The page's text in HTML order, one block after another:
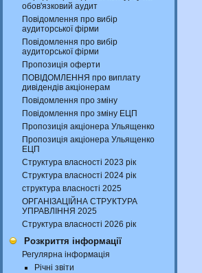
обов'язковий аудит
Повідомлення про вибір
аудиторської фірми
Повідомлення про вибір
аудиторської фірми
Пропозиція оферти
ПОВІДОМЛЕННЯ про виплату
дивідендів акціонерам
Повідомлення про зміну
Повідомлення про зміну ЕЦП
Пропозиція акціонера Ульященко
Пропозиція акціонера Ульященко
ЕЦП
Структура власності 2023 рік
Структура власності 2024 рік
структура власності 2025
ОРГАНІЗАЦІЙНА СТРУКТУРА
УПРАВЛІННЯ 2025
Структура власності 2026 рік
Розкриття інформації
Регулярна інформація
Річні звіти